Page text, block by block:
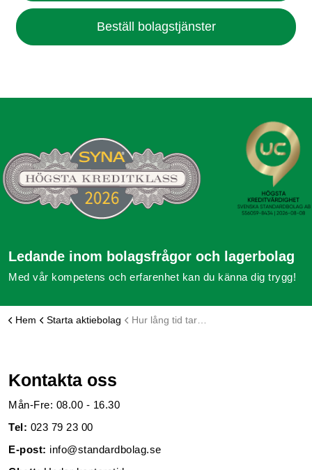
Beställ bolagstjänster
Ledande inom bolagsfrågor och lagerbolag
Med vår kompetens och erfarenhet kan du känna dig trygg!
Hem Starta aktiebolag Hur lång tid tar det att starta aktiebolag?
Kontakta oss
Mån-Fre: 08.00 - 16.30
Tel: 023 79 23 00
E-post: info@standardbolag.se